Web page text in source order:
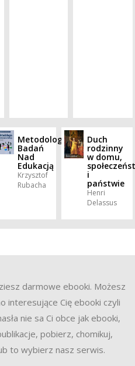
Metodologia
Badań
Nad
Edukacją
Krzysztof
Rubacha
Duch
rodzinny
w domu,
i
państwie
Henri
Delassus
darmowe ebooki. Możesz
interesujące Cię ebooki czyli
nie sa Ci obce jak ebooki,
pobierz, chomikuj,
to wybierz nasz serwis.